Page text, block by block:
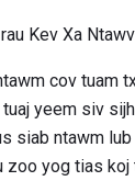
Kev Xa
cov tuam
yeem siv
siab ntawm
zoo yog tias